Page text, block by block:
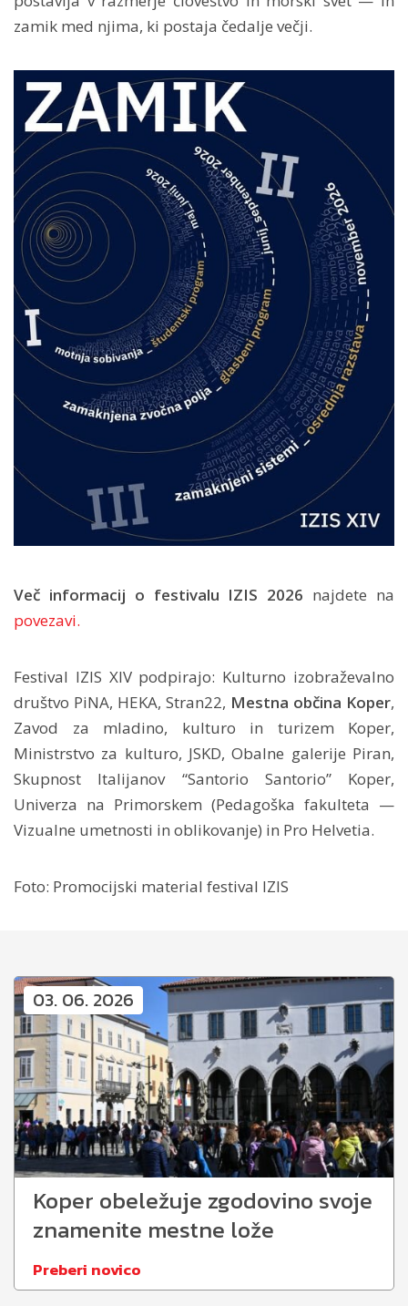
zamik med njima, ki postaja čedalje večji.
Več informacij o festivalu IZIS 2026 najdete na
povezavi.
Festival IZIS XIV podpirajo: Kulturno izobraževalno
društvo PiNA, HEKA, Stran22, Mestna občina Koper,
Zavod za mladino, kulturo in turizem Koper,
Ministrstvo za kulturo, JSKD, Obalne galerije Piran,
Skupnost Italijanov “Santorio Santorio” Koper,
Univerza na Primorskem (Pedagoška fakulteta —
Vizualne umetnosti in oblikovanje) in Pro Helvetia.
Foto: Promocijski material festival IZIS
03. 06. 2026
Koper obeležuje zgodovino svoje
znamenite mestne lože
Preberi novico